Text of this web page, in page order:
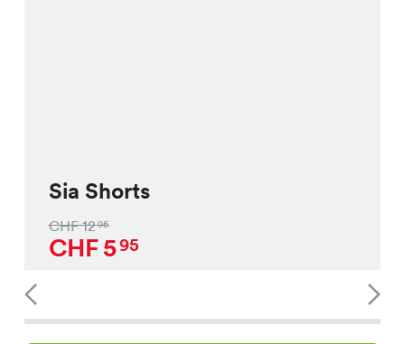
Sia Shorts
CHF1295
CHF595